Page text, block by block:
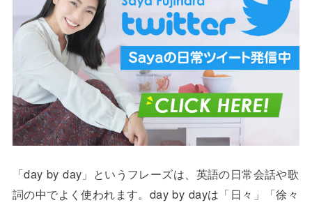
「day by day」というフレーズは、英語の日常会話や歌
詞の中でよく使われます。day by dayは「日々」「徐々